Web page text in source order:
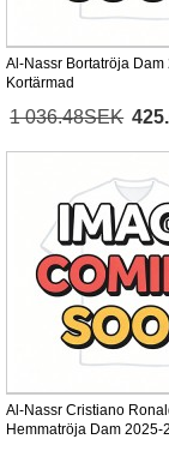
Al-Nassr Bortatröja Dam
Kortärmad
1 036.48SEK
Al-Nassr Cristiano
Hemmatröja Dam 2025-